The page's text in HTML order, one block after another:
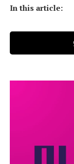
In this article: